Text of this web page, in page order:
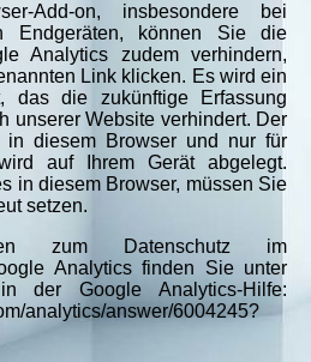
Add-on, insbesondere bei
Endgeräten, können Sie die
Analytics zudem verhindern,
Link klicken. Es wird ein
das die zukünftige Erfassung
unserer Website verhindert. Der
in diesem Browser und nur für
auf Ihrem Gerät abgelegt.
in diesem Browser, müssen Sie
setzen.
zum Datenschutz im
Analytics finden Sie unter
der Google Analytics-Hilfe:
analytics/answer/6004245?